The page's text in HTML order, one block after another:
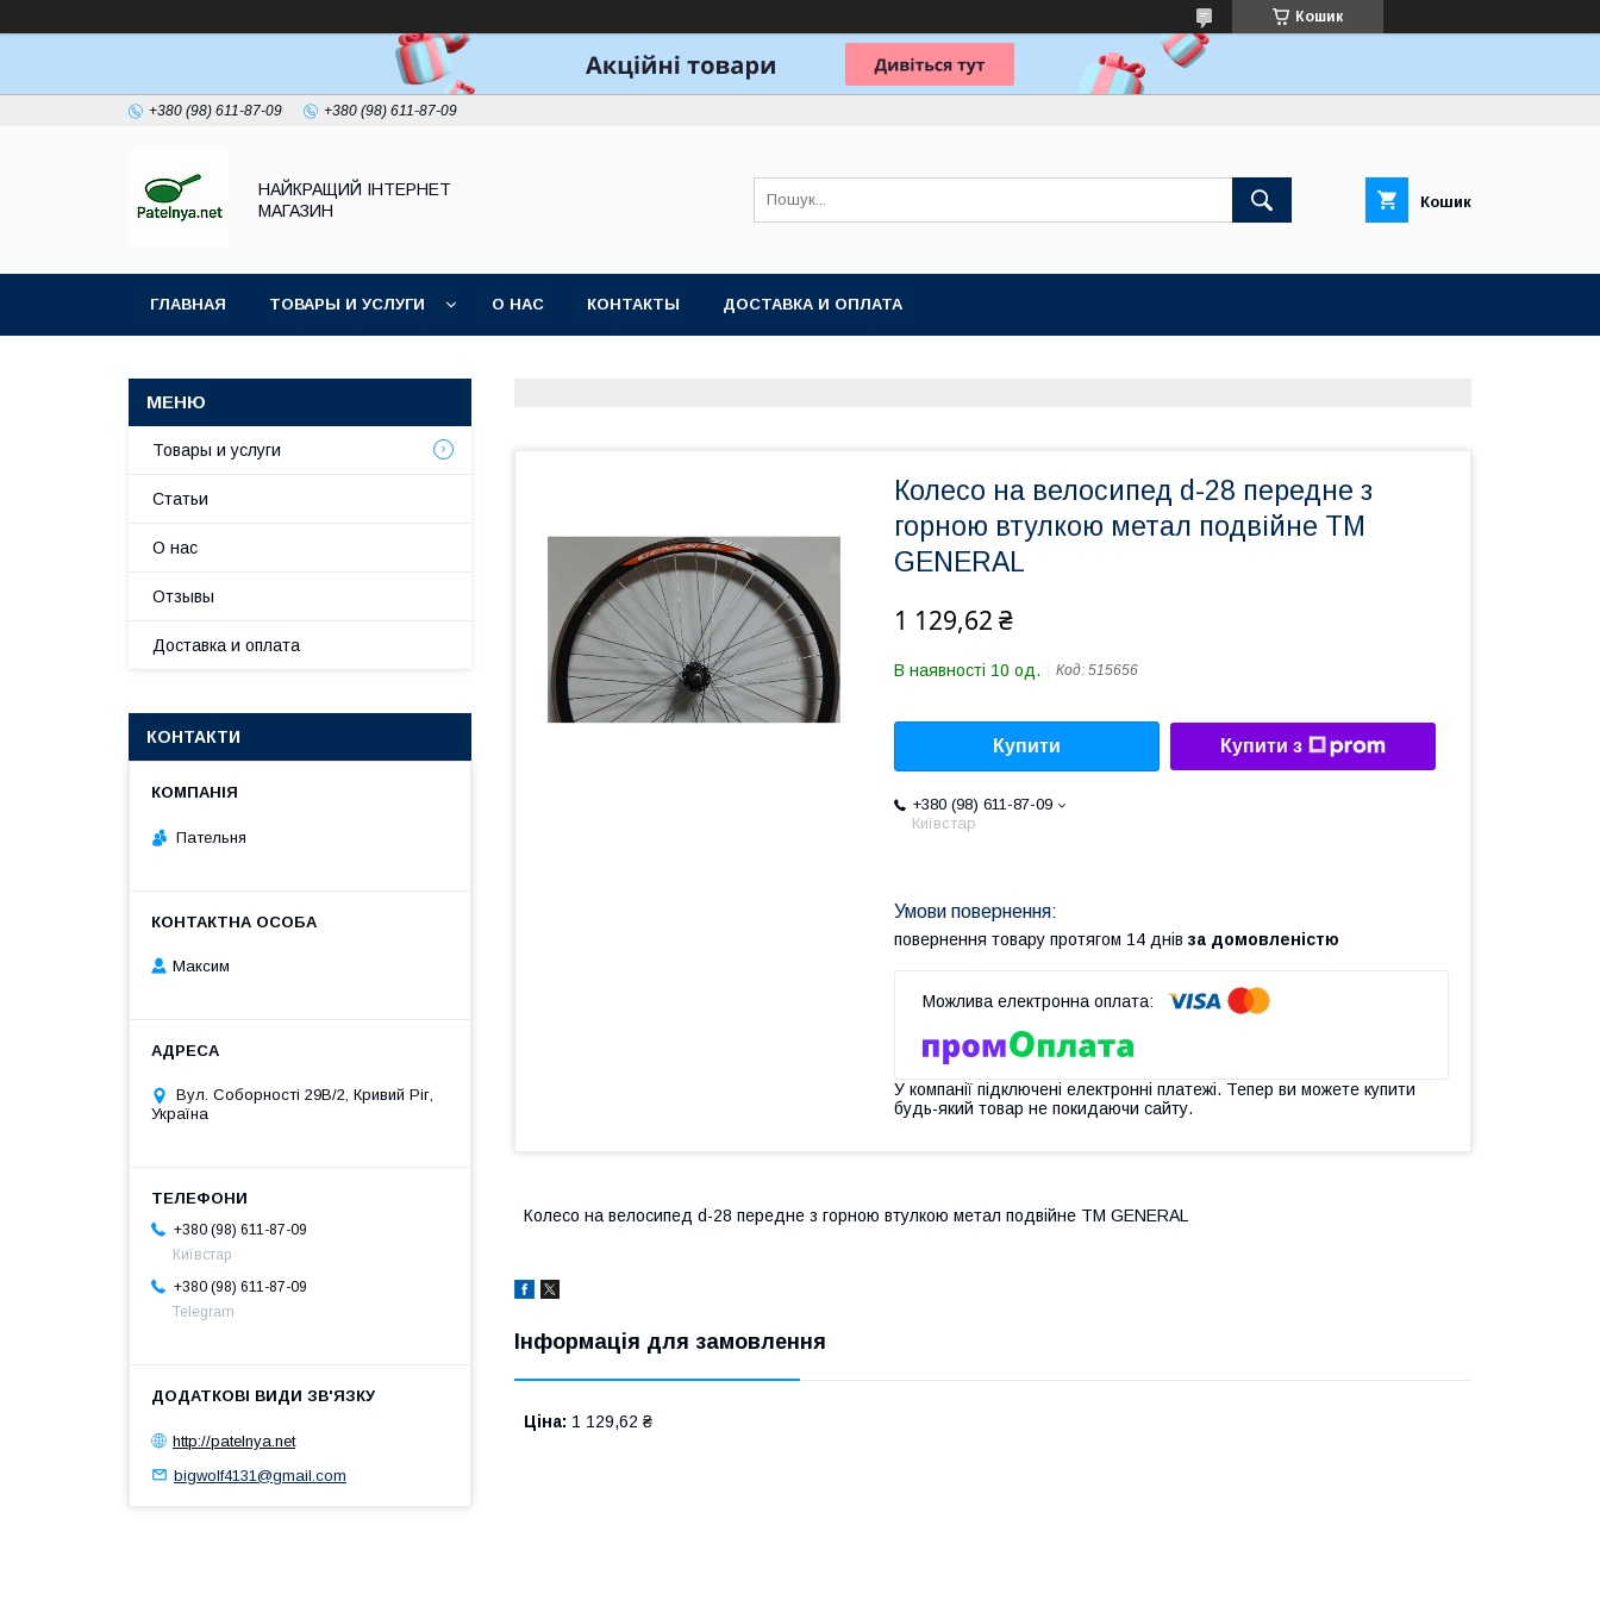
Кошик
+380 (98) 611-87-09 +380 (98) 611-87-09
НАЙКРАЩИЙ ІНТЕРНЕТ
МАГАЗИН
Кошик
ГЛАВНАЯ ТОВАРЫ И УСЛУГИ О НАС КОНТАКТЫ ДОСТАВКА И ОПЛАТА
Колесо на велосипед d-28 передне з
горною втулкою метал подвійне ТМ
GENERAL
1 129,62 ₴
В наявності 10 од. Код: 515656
Купити Купити з
+380 (98) 611-87-09
Київстар
повернення товару протягом 14 днів за домовленістю
У компанії підключені електронні платежі. Тепер ви можете купити
будь-який товар не покидаючи сайту.
Колесо на велосипед d-28 передне з горною втулкою метал подвійне ТМ GENERAL
Інформація для замовлення
Ціна: 1 129,62 ₴
Товары и услуги
Статьи
О нас
Отзывы
Доставка и оплата
КОНТАКТИ
Пательня
Максим
Вул. Соборності 29В/2, Кривий Ріг,
Україна
+380 (98) 611-87-09
Київстар
+380 (98) 611-87-09
Telegram
http://patelnya.net
bigwolf4131@gmail.com